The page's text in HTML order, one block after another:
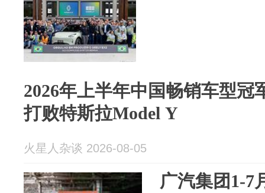
2026年上半年中国畅销车型冠
打败特斯拉Model Y
火星人杂谈 2026-08-05
广汽集团1-7